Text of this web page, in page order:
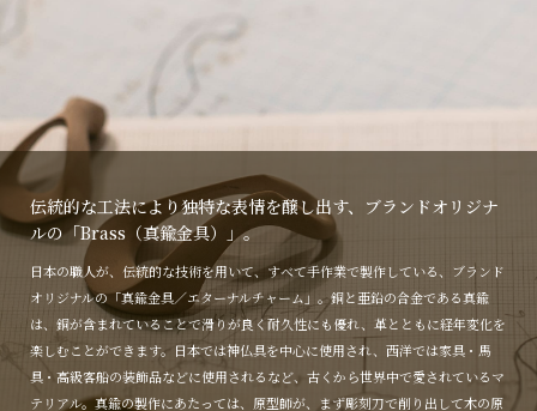
伝統的な工法により独特な表情を醸し出す、ブランドオリジナ
ルの「Brass（真鍮金具）」。
日本の職人が、伝統的な技術を用いて、すべて手作業で製作している、ブランド
オリジナルの「真鍮金具／エターナルチャーム」。銅と亜鉛の合金である真鍮
は、銅が含まれていることで滑りが良く耐久性にも優れ、革とともに経年変化を
楽しむことができます。日本では神仏具を中心に使用され、西洋では家具・馬
具・高級客船の装飾品などに使用されるなど、古くから世界中で愛されているマ
テリアル。真鍮の製作にあたっては、原型師が、まず彫刻刀で削り出して木の原